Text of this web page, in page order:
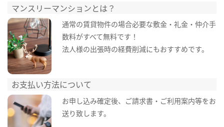
マンスリーマンションとは？
通常の賃貸物件の場合必要な敷金・礼金・仲介手
数料がすべて無料です！
法人様の出張時の経費削減にもおすすめです。
お支払い方法について
お申し込み確定後、ご請求書・ご利用案内等をお
送り致します。